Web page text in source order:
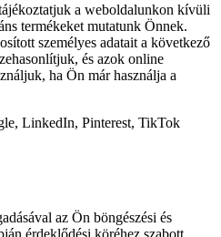
a weboldalunkon kívüli
termékeket mutatunk Önnek.
személyes adatait a következő
és azok online
ha Ön már használja a
LinkedIn, Pinterest, TikTok
az Ön böngészési és
érdeklődési köréhez szabott